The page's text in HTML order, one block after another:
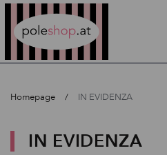
Homepage IN EVIDENZA
IN EVIDENZA